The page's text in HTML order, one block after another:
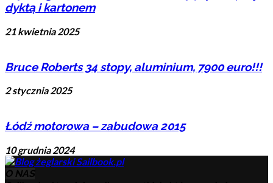
dyktą i kartonem
21 kwietnia 2025
Bruce Roberts 34 stopy, aluminium, 7900 euro!!!
2 stycznia 2025
Łódź motorowa – zabudowa 2015
10 grudnia 2024
O NAS